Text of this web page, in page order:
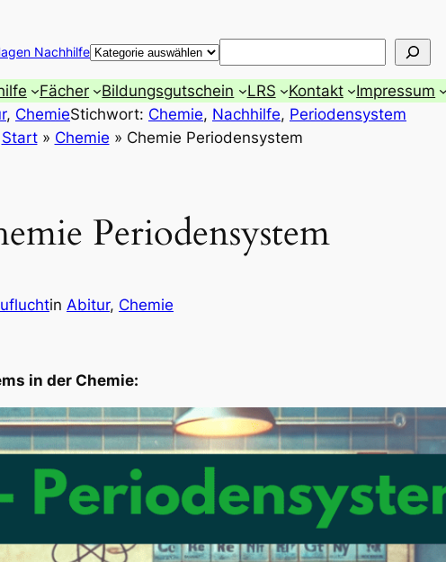
Nachhilfe Suchen
Fächer Bildungsgutschein LRS Kontakt
Impressum
, ChemieStichwort: Chemie, Nachhilfe, Periodensystem
Start» Chemie » Chemie Periodensystem
Periodensystem
in Abitur, Chemie
in der Chemie: